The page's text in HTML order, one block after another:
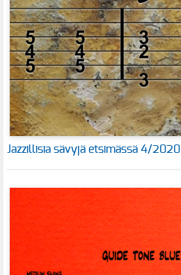
Jazzillisia sävyjä etsimässä 4/2020